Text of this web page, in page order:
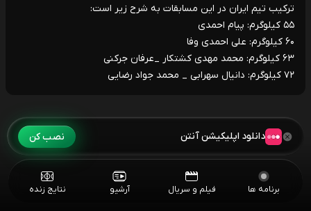
ترکیب تیم ایران در این مسابقات به شرح زیر است:
۵۵ کیلوگرم: پیام احمدی
۶۰ کیلوگرم: علی احمدی وفا
۶۳ کیلوگرم: محمد مهدی کشتکار _عرفان جرکنی
۷۲ کیلوگرم: دانیال سهرابی _ محمد جواد رضایی
برنامه ها فیلم و سریال آرشیو نتایج زنده
دانلود اپلیکیشن آنتن نصب کن